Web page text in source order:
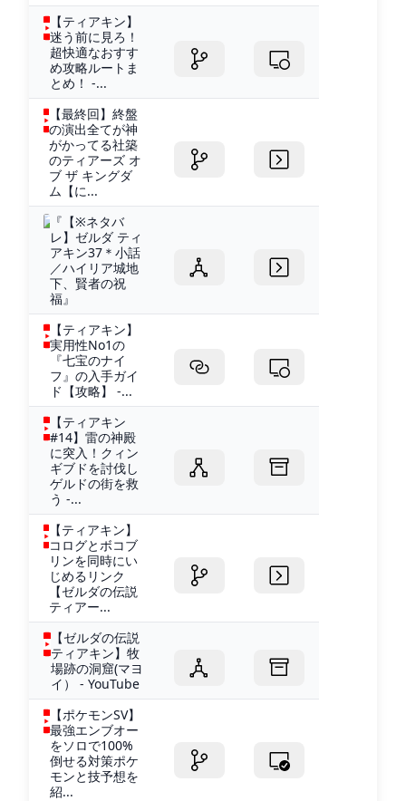
【ティアキン】
迷う前に見ろ！
超快適なおすす
め攻略ルートま
とめ！ -...
【最終回】終盤
の演出全てが神
がかってる社築
のティアーズ オ
ブ ザ キングダ
ム【に...
『【※ネタバ
レ】ゼルダ ティ
アキン37＊小話
／ハイリア城地
下、賢者の祝
福』
【ティアキン】
実用性No1の
『七宝のナイ
フ』の入手ガイ
ド【攻略】 -...
【ティアキン
#14】雷の神殿
に突入！クィン
ギブドを討伐し
ゲルドの街を救
う -...
【ティアキン】
コログとボコブ
リンを同時にい
じめるリンク
【ゼルダの伝説
ティアー...
【ゼルダの伝説
ティアキン】牧
場跡の洞窟(マヨ
イ） - YouTube
【ポケモンSV】
最強エンブオー
をソロで100%
倒せる対策ポケ
モンと技予想を
紹...